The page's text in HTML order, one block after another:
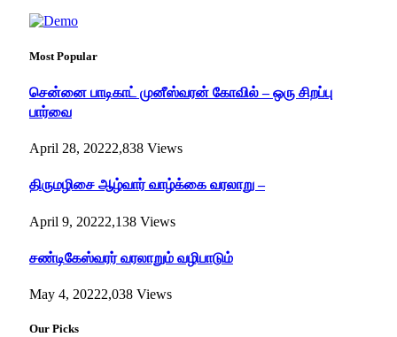
Most Popular
சென்னை பாடிகாட் முனீஸ்வரன் கோவில் – ஒரு சிறப்பு
பார்வை
April 28, 20222,838 Views
திருமழிசை ஆழ்வார் வாழ்க்கை வரலாறு –
April 9, 20222,138 Views
சண்டிகேஸ்வரர் வரலாறும் வழிபாடும்
May 4, 20222,038 Views
Our Picks